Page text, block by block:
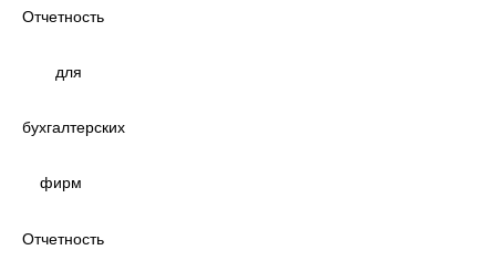
Отчетность
для
бухгалтерских
фирм
Отчетность